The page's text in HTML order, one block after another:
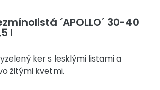
´APOLLO´ 30-40
l
ker s lesklými listami a
žltými kvetmi.